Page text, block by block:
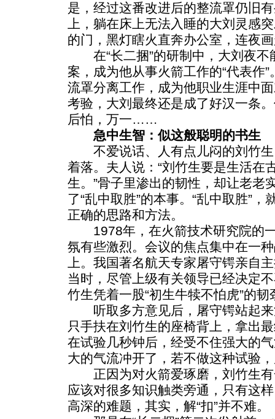
是，经过这番改进后的整流罩仍旧
上，躺在床上无法入睡的大刘灵感
的门，黑灯瞎火直奔办公室，连夜
在“长二捆”的研制中，大刘夜不
案，成为他从事火箭工作的“代表作”
流罩分离工作，成为他职业生涯中
考验，大刘最终还是成了好汉一条
后怕，万一……
急中生智：似这般聪明的书生
不爱说话、人有点儿闷的刘竹生
着落。夫人说：“刘竹生要是生活在
生。”骨子里渗出的韧性，却让老老
了“乱中取胜”的本事。“乱中取胜”，
正确的思路和方法。
1978年，在火箭技术研究院的一
氛有些激烈。会议的焦点集中在一
上。我国著名航天专家屠守锷亲自
当时，尽管上级有关领导已经决定
竹生凭着一股“初生牛犊不怕虎”的
听取多方意见后，屠守锷站起来
只手扶在刘竹生的座椅背上，拿出
在试验几秒钟后，经受不住强大的
大的气流冲开了，若不做这种试验
正因为对火箭爱琢磨，刘竹生有
应该对很多知识触类旁通，只有这
高深的难题，其实，解“扣”并不难。